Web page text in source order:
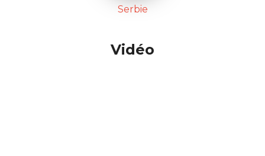
Serbie
Vidéo